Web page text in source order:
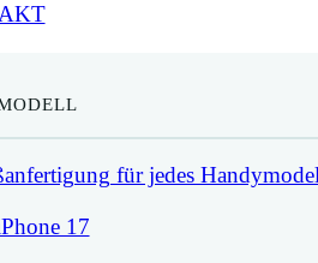
für jedes
17